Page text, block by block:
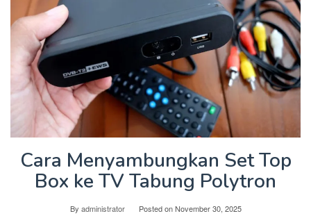
Cara Menyambungkan Set Top
Box ke TV Tabung Polytron
By administrator Posted onNovember 30, 2025